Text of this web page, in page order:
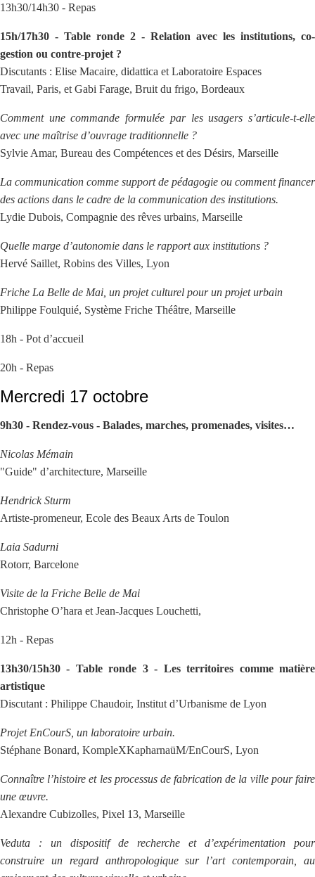
13h30/14h30 - Repas
15h/17h30 - Table ronde 2 - Relation avec les institutions, co-
gestion ou contre-projet ?
Discutants : Elise Macaire, didattica et Laboratoire Espaces
Travail, Paris, et Gabi Farage, Bruit du frigo, Bordeaux
Comment une commande formulée par les usagers s’articule-t-elle
avec une maîtrise d’ouvrage traditionnelle ?
Sylvie Amar, Bureau des Compétences et des Désirs, Marseille
La communication comme support de pédagogie ou comment financer
des actions dans le cadre de la communication des institutions.
Lydie Dubois, Compagnie des rêves urbains, Marseille
Quelle marge d’autonomie dans le rapport aux institutions ?
Hervé Saillet, Robins des Villes, Lyon
Friche La Belle de Mai, un projet culturel pour un projet urbain
Philippe Foulquié, Système Friche Théâtre, Marseille
18h - Pot d’accueil
20h - Repas
Mercredi 17 octobre
9h30 - Rendez-vous - Balades, marches, promenades, visites…
Nicolas Mémain
"Guide" d’architecture, Marseille
Hendrick Sturm
Artiste-promeneur, Ecole des Beaux Arts de Toulon
Laia Sadurni
Rotorr, Barcelone
Visite de la Friche Belle de Mai
Christophe O’hara et Jean-Jacques Louchetti,
12h - Repas
13h30/15h30 - Table ronde 3 - Les territoires comme matière
artistique
Discutant : Philippe Chaudoir, Institut d’Urbanisme de Lyon
Projet EnCourS, un laboratoire urbain.
Stéphane Bonard, KompleXKapharnaüM/EnCourS, Lyon
Connaître l’histoire et les processus de fabrication de la ville pour faire
une œuvre.
Alexandre Cubizolles, Pixel 13, Marseille
Veduta : un dispositif de recherche et d’expérimentation pour
construire un regard anthropologique sur l’art contemporain, au